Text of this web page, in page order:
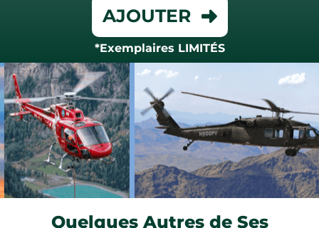
AJOUTER
*Exemplaires LIMITÉS
Quelques Autres de Ses